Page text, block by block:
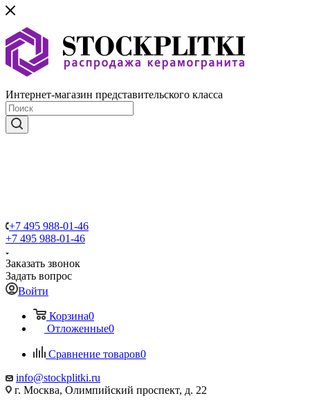
Интернет-магазин представительского класса
+7 495 988-01-46
+7 495 988-01-46
Заказать звонок
Задать вопрос
Войти
Корзина0
Отложенные0
Сравнение товаров0
info@stockplitki.ru
г. Москва, Олимпийский проспект, д. 22